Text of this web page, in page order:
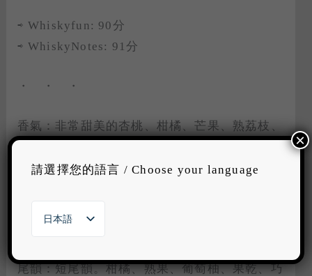
⇨ Whiskyfun: 90分
⇨ WhiskyNotes: 91分
・ ・ ・
香氣：非常甜美的杏桃、柑橘、芒果、熟荔枝、
仁、香草、肉桂、礦物感與辛香料。
尾韻：短尾韻。柑橘、熟果、葡萄柚、果乾、巧
請選擇您的語言 / Choose your language
日本語
繁體中文
한국어
×